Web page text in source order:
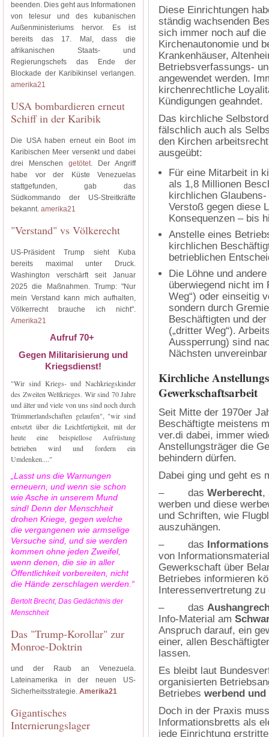
beenden. Dies geht aus Informationen
von telesur und des kubanischen
Außenministeriums hervor. Es ist
bereits das 17. Mal, dass die
afrikanischen Staats- und
Regierungschefs das Ende der
Blockade der Karibikinsel verlangen.
amerika21
USA bombardieren erneut
Schiff in der Karibik
Die USA haben erneut ein Boot im
Karibischen Meer versenkt und dabei
drei Menschen getötet. Der Angriff
habe vor der Küste Venezuelas
stattgefunden, gab das
Südkommando der US-Streitkräfte
bekannt. amerika21
"Verstand" vs Völkerecht
US-Präsident Trump sieht Kuba
bereits maximal unter Druck.
Washington verschärft seit Januar
2025 die Maßnahmen. Trump: "Nur
mein Verstand kann mich aufhalten,
Völkerrecht brauche ich nicht".
Amerika21
Aufruf 70+
Gegen Militarisierung und
Kriegsdienst!
"Wir sind Kriegs- und Nachkriegskinder
des Zweiten Weltkrieges. Wir sind 70 Jahre
und älter und viele von uns sind noch durch
Trümmerlandschaften gelaufen", "wir sind
entsetzt über die Leichtfertigkeit, mit der
heute eine beispiellose Aufrüstung
betrieben wird und fordern ein
Umdenken...."
„Lasst uns die Warnungen
erneuern, und wenn sie schon
wie Asche in unserem Mund
sind! Denn der Menschheit
drohen Kriege, gegen welche
die vergangenen wie armselige
Versuche sind, und sie werden
kommen ohne jeden Zweifel,
wenn denen, die sie in aller
Öffentlichkeit vorbereiten, nicht
die Hände zerschlagen werden.“
Bertolt Brecht, Das Gedächtnis der
Menschheit
Das "Trump-Korollar" zur
Monroe-Doktrin
und der Raub an Venezuela.
Lateinamerika in der neuen US-
Sicherheitsstrategie. Amerika21
Gigantisches
Internierungslager
Diese Einrichtungen
ständig wachsenden
sich immer noch auf
Kirchenautonomie und
Krankenhäuser,
Betriebsverfassungs-
angewendet werden.
kirchenrechtliche
Kündigungen geahndet.
Das kirchliche
fälschlich auch als
den Kirchen
ausgeübt:
Für eine Mitarbeit in
als 1,8 Millionen
kirchlichen
Verstoß gegen diese
Konsequenzen – bis
Anstelle eines
kirchlichen
betrieblichen
Die Löhne und
überwiegend nicht im
Weg“) oder einseitig
sondern durch
Beschäftigten und
(„dritter Weg“).
Aussperrung) sind
Nächsten
Kirchliche
Gewerkschaftsarbeit
Seit Mitte der 1970er
Beschäftigte meistens
ver.di dabei, immer
Anstellungsträger die
behindern dürfen.
Dabei ging und geht es
– das Werberecht,
werben und diese
und Schriften, wie
auszuhängen.
– das
von
Gewerkschaft über
Betriebes informieren
Interessenvertretung zu
– das
Info-Material am
Anspruch darauf, ein
einer, allen
lassen.
Es bleibt laut
organisierten
Betriebes werbend
Doch in der Praxis
Informationsbretts als
jede Einrichtung